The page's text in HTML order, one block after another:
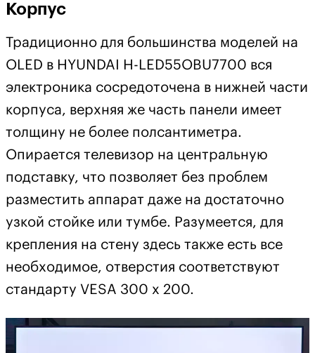
Корпус
Традиционно для большинства моделей на
OLED в HYUNDAI H-LED55OBU7700 вся
электроника сосредоточена в нижней части
корпуса, верхняя же часть панели имеет
толщину не более полсантиметра.
Опирается телевизор на центральную
подставку, что позволяет без проблем
разместить аппарат даже на достаточно
узкой стойке или тумбе. Разумеется, для
крепления на стену здесь также есть все
необходимое, отверстия соответствуют
стандарту VESA 300 x 200.